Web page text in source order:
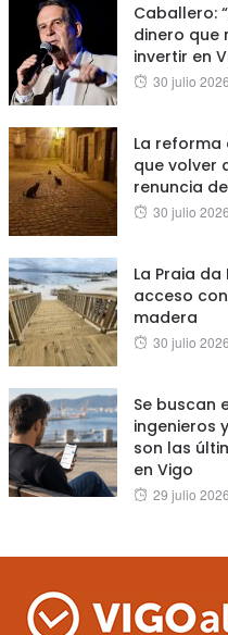
Caballero:
dinero que
invertir en
Posted
30 julio 2026
La reforma
que volver
renuncia
Posted
30 julio 2026
La Praia
acceso
madera
Posted
30 julio 2026
Se buscan
ingenieros
son las
en Vigo
Posted
29 julio 2026